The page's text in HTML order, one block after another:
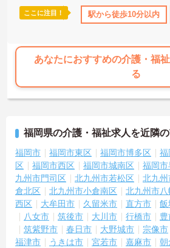
資格取得サポート 研修制度あり 社会
ここに注目！ 駅から徒歩10分以内
あなたにおすすめの介護・福
る
福岡県の介護・福祉求人を近隣
福岡市 福岡市東区 福岡市博多区 福
区
福岡市西区 福岡市城南区 福岡
九州市門司区
北九州市若松区 北九
倉北区
北九州市小倉南区 北九州市
西区
大牟田市 久留米市 直方市 飯
八女市
筑後市 大川市 行橋市
筑紫野市
春日市 大野城市 宗像市
福津市
うきは市 宮若市 嘉麻市 朝